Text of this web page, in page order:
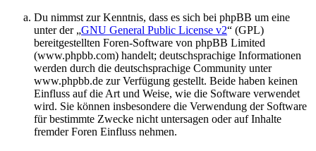
Du nimmst zur Kenntnis, dass es sich bei phpBB um eine
unter der „GNU General Public License v2“ (GPL)
bereitgestellten Foren-Software von phpBB Limited
(www.phpbb.com) handelt; deutschsprachige Informationen
werden durch die deutschsprachige Community unter
www.phpbb.de zur Verfügung gestellt. Beide haben keinen
Einfluss auf die Art und Weise, wie die Software verwendet
wird. Sie können insbesondere die Verwendung der Software
für bestimmte Zwecke nicht untersagen oder auf Inhalte
fremder Foren Einfluss nehmen.